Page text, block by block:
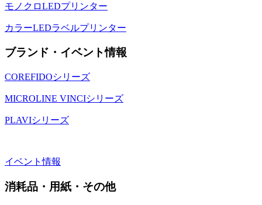
モノクロLEDプリンター
カラーLEDラベルプリンター
ブランド・イベント情報
COREFIDOシリーズ
MICROLINE VINCIシリーズ
PLAVIシリーズ
イベント情報
消耗品・用紙・その他